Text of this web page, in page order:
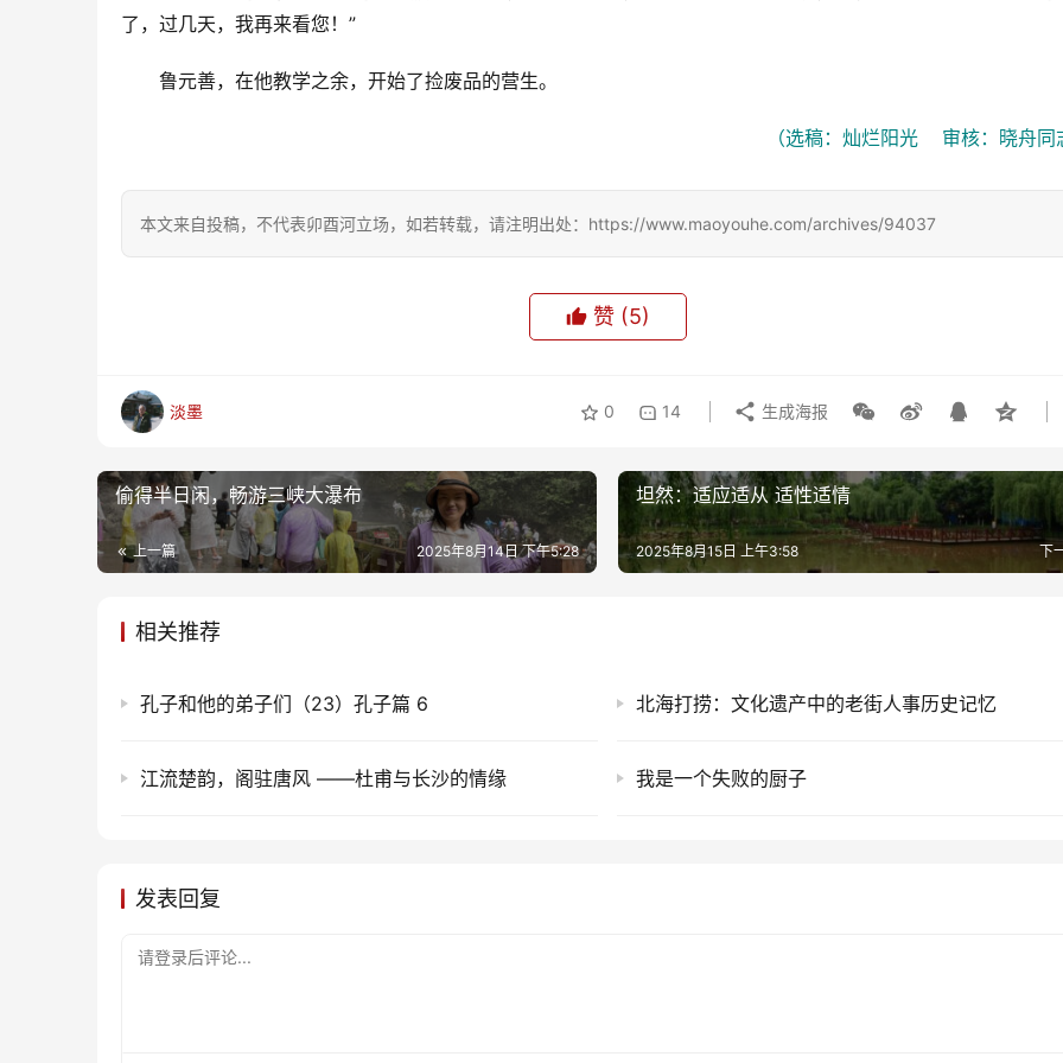
了，过几天，我再来看您！”
鲁元善，在他教学之余，开始了捡废品的营生。
（选稿：灿烂阳光    审核：晓舟同
本文来自投稿，不代表卯酉河立场，如若转载，请注明出处：https://www.maoyouhe.com/archives/94037
赞 (5)
淡墨 0 14 生成海报
偷得半日闲，畅游三峡大瀑布
上一篇 2025年8月14日 下午5:28
坦然：适应适从 适性适情
下
2025年8月15日 上午3:58
相关推荐
孔子和他的弟子们（23）孔子篇 6 北海打捞：文化遗产中的老街人事历史记忆
江流楚韵，阁驻唐风 ——杜甫与长沙的情缘 我是一个失败的厨子
发表回复
请登录后评论...